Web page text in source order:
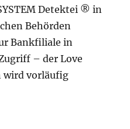
Detektei ® in
Behörden
Bankfiliale in
– der Love
wird vorläufig